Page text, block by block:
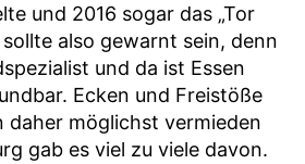
und 2016 sogar das „Tor
sollte also gewarnt sein, denn
und da ist Essen
Ecken und Freistöße
daher möglichst vermieden
gab es viel zu viele davon.